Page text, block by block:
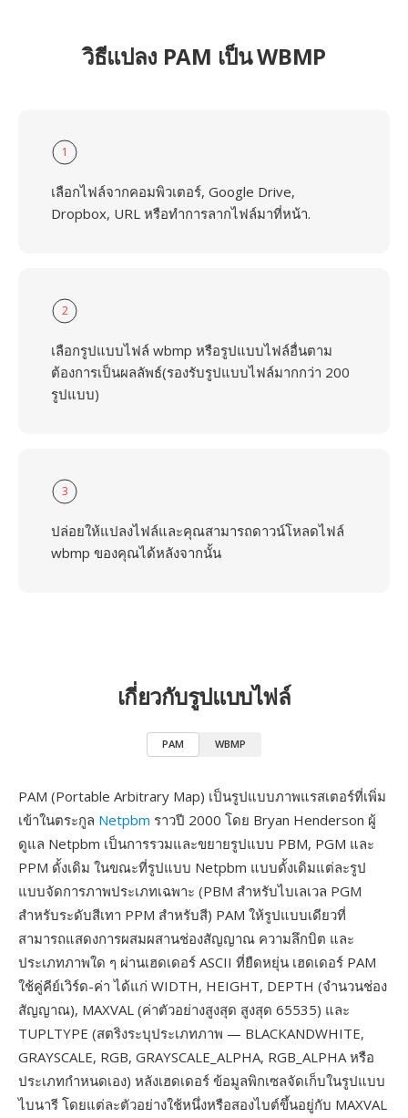
วิธีแปลง PAM เป็น WBMP
1
เลือกไฟล์จากคอมพิวเตอร์, Google Drive,
Dropbox, URL หรือทำการลากไฟล์มาที่หน้า.
2
เลือกรูปแบบไฟล์ wbmp หรือรูปแบบไฟล์อื่นตาม
ต้องการเป็นผลลัพธ์(รองรับรูปแบบไฟล์มากกว่า 200
รูปแบบ)
3
ปล่อยให้แปลงไฟล์และคุณสามารถดาวน์โหลดไฟล์
wbmp ของคุณได้หลังจากนั้น
เกี่ยวกับรูปแบบไฟล์
PAM WBMP
PAM (Portable Arbitrary Map) เป็นรูปแบบภาพแรสเตอร์ที่เพิ่ม
เข้าในตระกูล Netpbm ราวปี 2000 โดย Bryan Henderson ผู้
ดูแล Netpbm เป็นการรวมและขยายรูปแบบ PBM, PGM และ
PPM ดั้งเดิม ในขณะที่รูปแบบ Netpbm แบบดั้งเดิมแต่ละรูป
แบบจัดการภาพประเภทเฉพาะ (PBM สำหรับไบเลเวล PGM
สำหรับระดับสีเทา PPM สำหรับสี) PAM ให้รูปแบบเดียวที่
สามารถแสดงการผสมผสานช่องสัญญาณ ความลึกบิต และ
ประเภทภาพใด ๆ ผ่านเฮดเดอร์ ASCII ที่ยืดหยุ่น เฮดเดอร์ PAM
ใช้คู่คีย์เวิร์ด-ค่า ได้แก่ WIDTH, HEIGHT, DEPTH (จำนวนช่อง
สัญญาณ), MAXVAL (ค่าตัวอย่างสูงสุด สูงสุด 65535) และ
TUPLTYPE (สตริงระบุประเภทภาพ — BLACKANDWHITE,
GRAYSCALE, RGB, GRAYSCALE_ALPHA, RGB_ALPHA หรือ
ประเภทกำหนดเอง) หลังเฮดเดอร์ ข้อมูลพิกเซลจัดเก็บในรูปแบบ
ไบนารี โดยแต่ละตัวอย่างใช้หนึ่งหรือสองไบต์ขึ้นอยู่กับ MAXVAL